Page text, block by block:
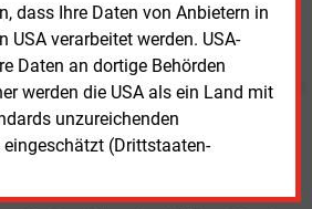
dass Ihre Daten von Anbietern in
USA verarbeitet werden. USA-
Daten an dortige Behörden
werden die USA als ein Land mit
unzureichenden
(Drittstaaten-
wechselt. Künftig verantwortet Wilko
in den Niederlanden.
macht Steuerung über Smart Meter